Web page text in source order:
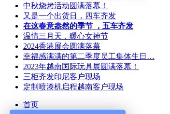
中秋烧烤活动圆满落幕！
又是一个出货日，四车齐发
在这春意盎然的季节 ，五车齐发
温情三月天，暖心女神节
2024香港展会圆满落幕
幸福感满满的第二季度员工集体生日…
2023年越南国际玩具展圆满落幕！
三柜齐发印尼客户现场
定制喷漆机启程越南客户现场
首页